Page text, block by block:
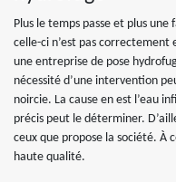
Plus le temps passe et plus
celle-ci n’est pas
une entreprise de pose
nécessité d’une intervention
noircie. La cause en est l’eau
précis peut le déterminer.
ceux que propose la société. À
haute qualité.